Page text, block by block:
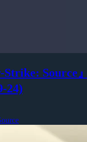
Strike: Source
24)